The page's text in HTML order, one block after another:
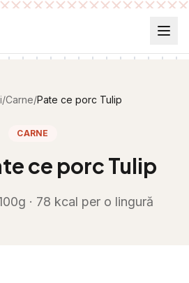
/Carne/Pate ce porc Tulip
CARNE
ce porc Tulip
· 78 kcal per o lingură